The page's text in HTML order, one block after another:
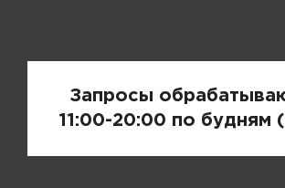
Запросы
11:00-20:00 по будням